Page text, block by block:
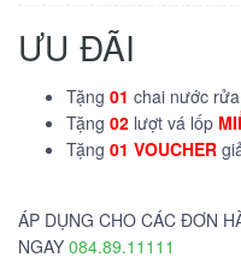
ƯU ĐÃI
Tặng 01 chai nước
Tặng 02 lượt vá lốp
Tặng 01 VOUCHER
ÁP DỤNG CHO CÁC ĐƠN
NGAY 084.89.11111